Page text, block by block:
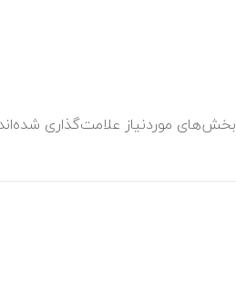
بخش‌های موردنیاز علامت‌گذاری